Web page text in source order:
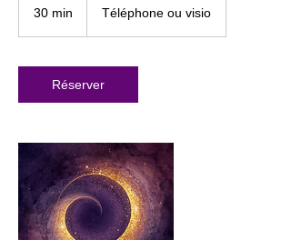
30 min
i
n
Téléphone ou visio
Réserver